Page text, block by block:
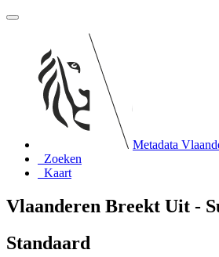
Metadata
Zoeken
Kaart
Vlaanderen Breekt Uit -
Standaard